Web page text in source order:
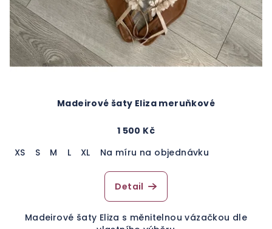
Madeirové šaty Eliza meruňkové
1 500 Kč
XS
S M L XL Na míru na objednávku
Detail
Madeirové šaty Eliza s měnitelnou vázačkou dle